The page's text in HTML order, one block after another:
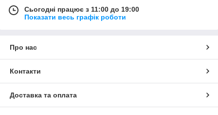
Сьогодні працює з 11:00 до 19:00
Показати весь графік роботи
Про нас
Контакти
Доставка та оплата